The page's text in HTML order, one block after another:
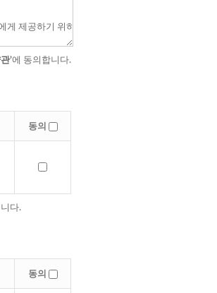
’에 동의합니다.
동의
다.
동의